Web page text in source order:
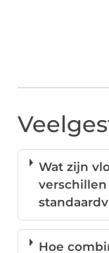
Wat zijn
verschillen
Hoe